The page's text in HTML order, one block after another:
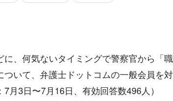
に、何気ないタイミングで警察官から「
ついて、弁護士ドットコムの一般会員を
月3日〜7月16日、有効回答数496人）